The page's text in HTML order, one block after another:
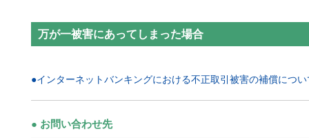
万が一被害にあってしまった場合
●インターネットバンキングにおける不正取引被害の補償につい
お問い合わせ先